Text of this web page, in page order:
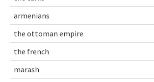
armenians
the ottoman empire
the french
marash